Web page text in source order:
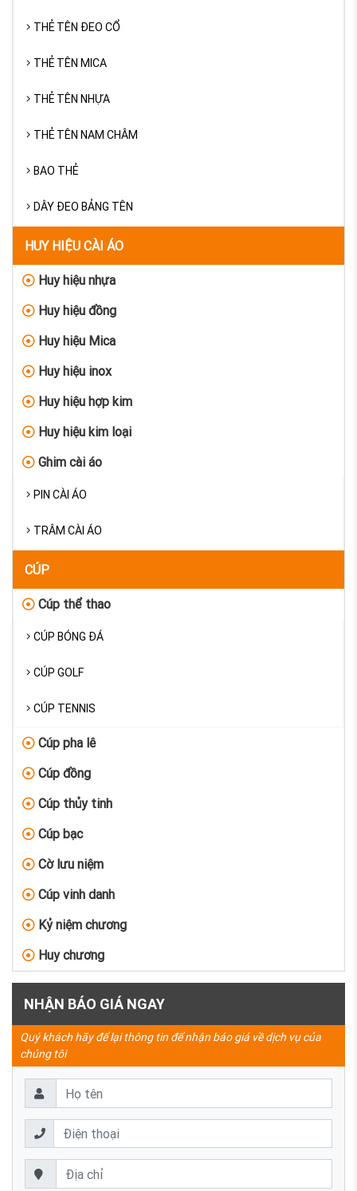
THẺ TÊN ĐEO CỔ
THẺ TÊN MICA
THẺ TÊN NHỰA
THẺ TÊN NAM CHÂM
BAO THẺ
DÂY ĐEO BẢNG TÊN
HUY HIỆU CÀI ÁO
Huy hiệu nhựa
Huy hiệu đồng
Huy hiệu Mica
Huy hiệu inox
Huy hiệu hợp kim
Huy hiệu kim loại
Ghim cài áo
PIN CÀI ÁO
TRÂM CÀI ÁO
CÚP
Cúp thể thao
CÚP BÓNG ĐÁ
CÚP GOLF
CÚP TENNIS
Cúp pha lê
Cúp đồng
Cúp thủy tinh
Cúp bạc
Cờ lưu niệm
Cúp vinh danh
Kỷ niệm chương
Huy chương
NHẬN BÁO GIÁ NGAY
Quý khách hãy để lại thông tin để nhận báo giá về dịch vụ của
chúng tôi